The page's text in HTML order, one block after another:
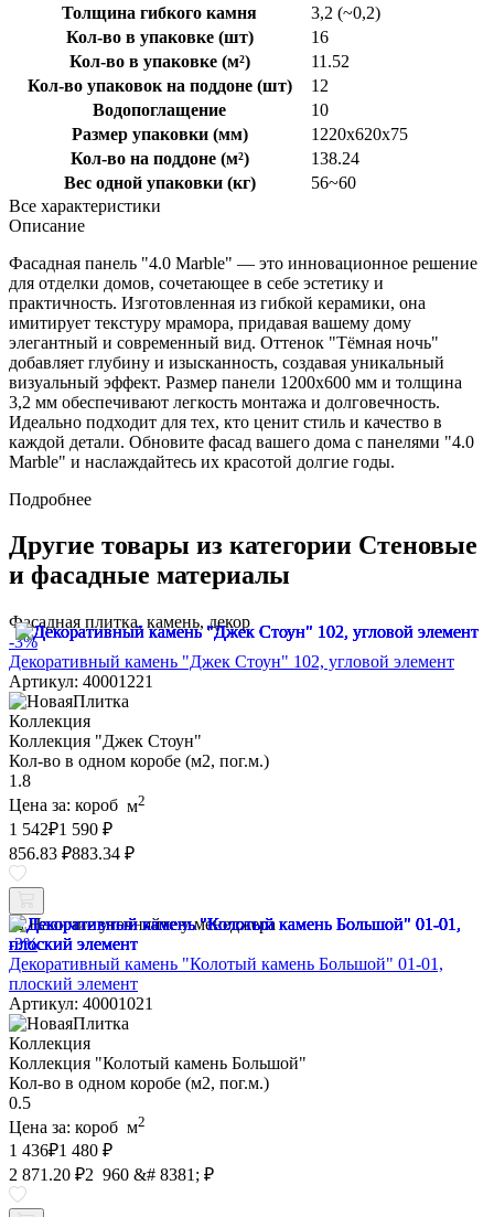
Толщина гибкого камня
3,2 (~0,2)
Кол-во в упаковке (шт)
16
Кол-во в упаковке (м²)
11.52
Кол-во упаковок на поддоне (шт)
12
Водопоглащение
10
Размер упаковки (мм)
1220x620x75
Кол-во на поддоне (м²)
138.24
Вес одной упаковки (кг)
56~60
Все характеристики
Описание
Фасадная панель "4.0 Marble" — это инновационное решение
для отделки домов, сочетающее в себе эстетику и
практичность. Изготовленная из гибкой керамики, она
имитирует текстуру мрамора, придавая вашему дому
элегантный и современный вид. Оттенок "Тёмная ночь"
добавляет глубину и изысканность, создавая уникальный
визуальный эффект. Размер панели 1200x600 мм и толщина
3,2 мм обеспечивают легкость монтажа и долговечность.
Идеально подходит для тех, кто ценит стиль и качество в
каждой детали. Обновите фасад вашего дома с панелями "4.0
Marble" и наслаждайтесь их красотой долгие годы.
Подробнее
Другие товары из категории Стеновые
и фасадные материалы
Фасадная плитка, камень, декор
-3%
Декоративный камень "Джек Стоун" 102, угловой элемент
Артикул: 40001221
Коллекция
Коллекция "Джек Стоун"
Кол-во в одном коробе (м2, пог.м.)
1.8
Цена за: короб м2
1 542₽1 590 ₽
856.83 ₽883.34 ₽
Наличие уточняйте у менеджера
-3%
Декоративный камень "Колотый камень Большой" 01-01,
плоский элемент
Артикул: 40001021
Коллекция
Коллекция "Колотый камень Большой"
Кол-во в одном коробе (м2, пог.м.)
0.5
Цена за: короб м2
1 436₽1 480 ₽
2 871.20 ₽2 960 &# 8381; ₽